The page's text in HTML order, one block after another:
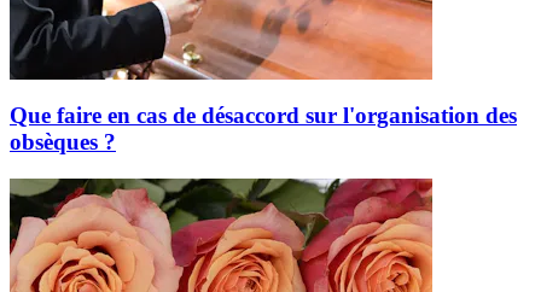
Que faire en cas de désaccord sur l'organisation des
obsèques ?